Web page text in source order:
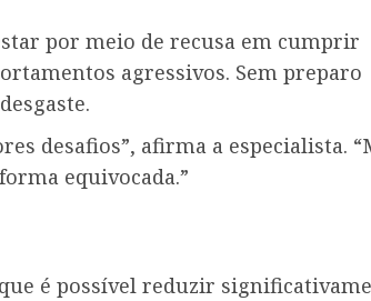
por meio de recusa em cumprir
agressivos. Sem preparo
desafios”, afirma a especialista.
equivocada.”
é possível reduzir